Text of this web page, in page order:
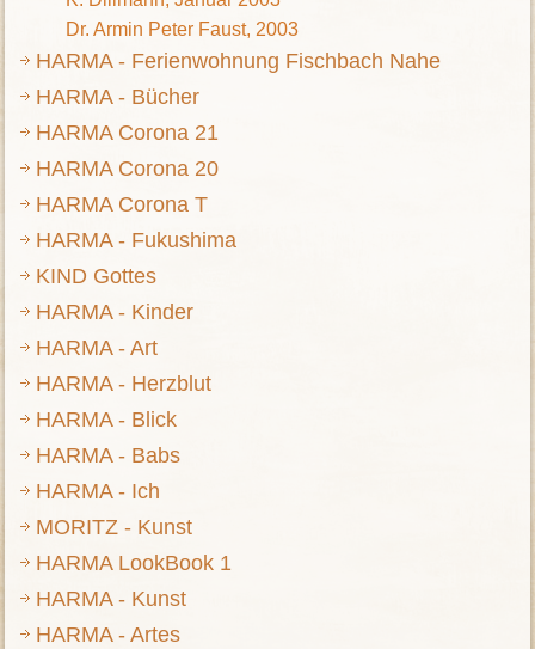
Dr. Armin Peter Faust, 2003
HARMA - Ferienwohnung Fischbach Nahe
HARMA - Bücher
HARMA Corona 21
HARMA Corona 20
HARMA Corona T
HARMA - Fukushima
KIND Gottes
HARMA - Kinder
HARMA - Art
HARMA - Herzblut
HARMA - Blick
HARMA - Babs
HARMA - Ich
MORITZ - Kunst
HARMA LookBook 1
HARMA - Kunst
HARMA - Artes